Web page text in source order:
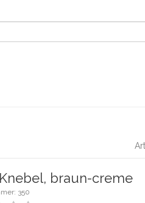
braun-creme
350